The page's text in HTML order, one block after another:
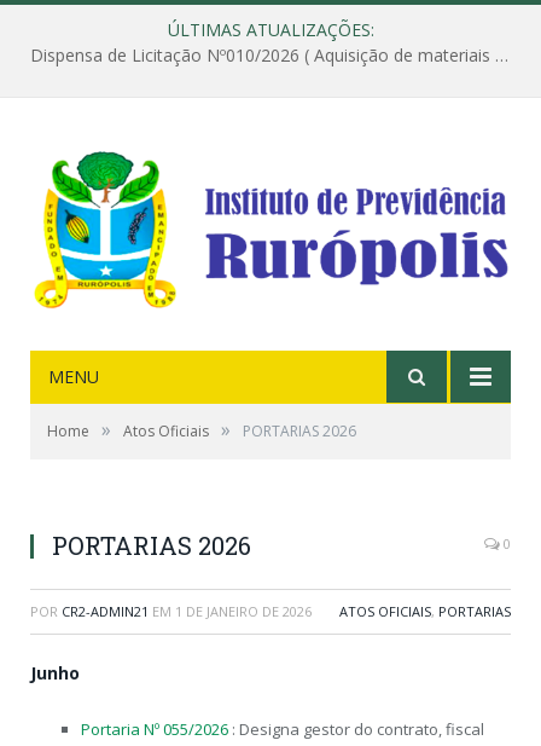
ÚLTIMAS ATUALIZAÇÕES:
Dispensa de Licitação Nº010/2026 ( Aquisição de materiais de construção destinados à execução dos serviços de instalação de janela, com a correspondente recomposição da parede, e construção de calçada nas dependências do Instituto de Previdência do Município de Rurópolis )
MENU
Home » Atos Oficiais » PORTARIAS 2026
PORTARIAS 2026 0
POR CR2-ADMIN21 EM 1 DE JANEIRO DE 2026 ATOS OFICIAIS, PORTARIAS
Junho
Portaria Nº 055/2026 : Designa gestor do contrato, fiscal